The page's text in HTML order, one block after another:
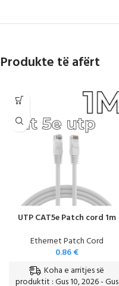
Produkte të afërt
UTP CAT5e Patch cord 1m
Ethernet Patch Cord
0.86€
Koha e arritjes së
produktit : Gus 10, 2026 - Gus